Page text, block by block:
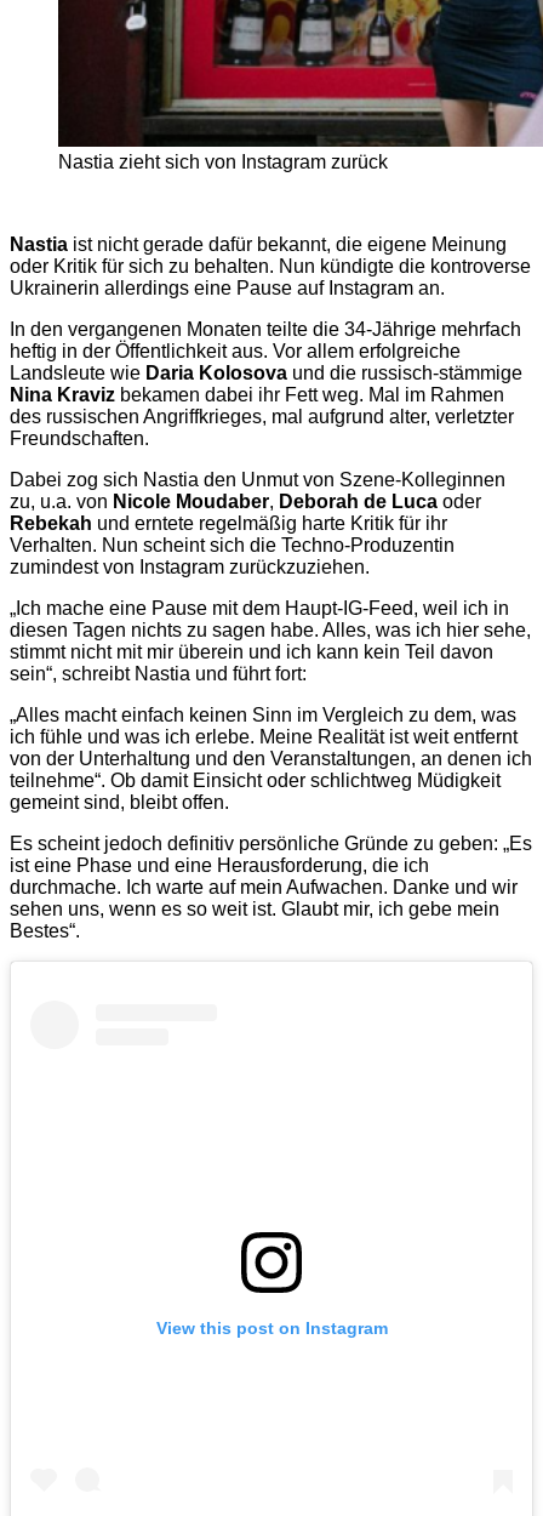
Nastia zieht sich von Instagram zurück
Nastia ist nicht gerade dafür bekannt, die eigene Meinung
oder Kritik für sich zu behalten. Nun kündigte die kontroverse
Ukrainerin allerdings eine Pause auf Instagram an.
In den vergangenen Monaten teilte die 34-Jährige mehrfach
heftig in der Öffentlichkeit aus. Vor allem erfolgreiche
Landsleute wie Daria Kolosova und die russisch-stämmige
Nina Kraviz bekamen dabei ihr Fett weg. Mal im Rahmen
des russischen Angriffkrieges, mal aufgrund alter, verletzter
Freundschaften.
Dabei zog sich Nastia den Unmut von Szene-Kolleginnen
zu, u.a. von Nicole Moudaber, Deborah de Luca oder
Rebekah und erntete regelmäßig harte Kritik für ihr
Verhalten. Nun scheint sich die Techno-Produzentin
zumindest von Instagram zurückzuziehen.
„Ich mache eine Pause mit dem Haupt-IG-Feed, weil ich in
diesen Tagen nichts zu sagen habe. Alles, was ich hier sehe,
stimmt nicht mit mir überein und ich kann kein Teil davon
sein“, schreibt Nastia und führt fort:
„Alles macht einfach keinen Sinn im Vergleich zu dem, was
ich fühle und was ich erlebe. Meine Realität ist weit entfernt
von der Unterhaltung und den Veranstaltungen, an denen ich
teilnehme“. Ob damit Einsicht oder schlichtweg Müdigkeit
gemeint sind, bleibt offen.
Es scheint jedoch definitiv persönliche Gründe zu geben: „Es
ist eine Phase und eine Herausforderung, die ich
durchmache. Ich warte auf mein Aufwachen. Danke und wir
sehen uns, wenn es so weit ist. Glaubt mir, ich gebe mein
Bestes“.
View this post on Instagram